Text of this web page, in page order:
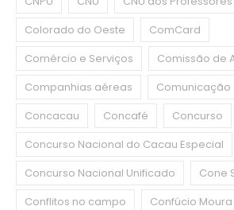
Colorado do Oeste
ComCard
Comércio e Serviços
Comissão de
Companhias aéreas
Comunicação
Concacau
Concafé
Concurso
Concurso Nacional do Cacau Especial
Concurso Nacional Unificado
Cone
Conflitos no campo
Confúcio Moura